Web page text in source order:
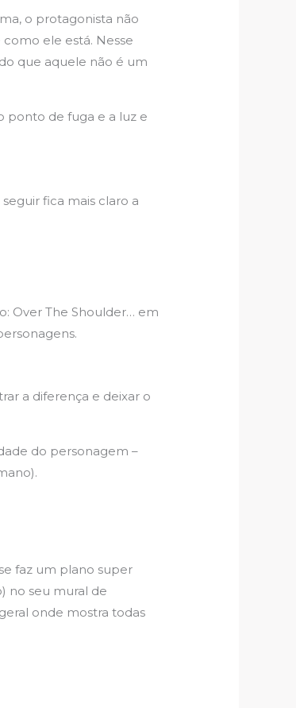
o protagonista não
ele está. Nesse
que aquele não é um
ponto de fuga e a luz e
fica mais claro a
Over The Shoulder… em
a diferença e deixar o
do personagem –
faz um plano super
no seu mural de
onde mostra todas